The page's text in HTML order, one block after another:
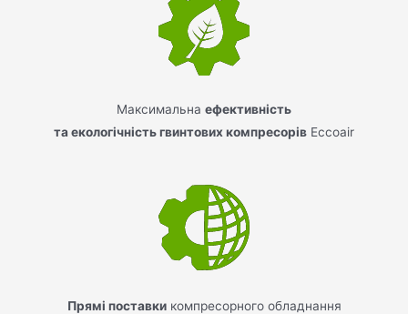
Максимальна ефективність
та екологічність гвинтових компресорів Eccoair
Прямі поставкикомпресорного обладнання